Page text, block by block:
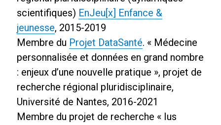
scientifiques) EnJeu[x] Enfance &
jeunesse, 2015-2019
Membre du Projet DataSanté. « Médecine
personnalisée et données en grand nombre
: enjeux d’une nouvelle pratique », projet de
recherche régional pluridisciplinaire,
Université de Nantes, 2016-2021
Membre du projet de recherche « Ius